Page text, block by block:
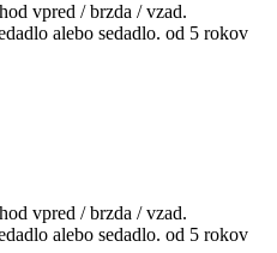
vpred / brzda / vzad.
alebo sedadlo. od 5 rokov
vpred / brzda / vzad.
alebo sedadlo. od 5 rokov